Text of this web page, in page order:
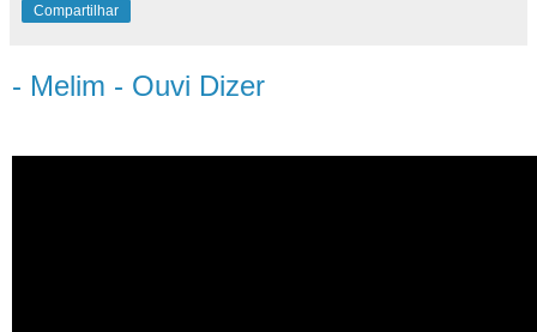
Compartilhar
- Melim - Ouvi Dizer